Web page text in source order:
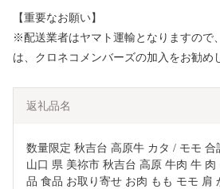
【重要なお願い】
※配送業者はヤマト運輸となりますので
は、クロネコメンバーズの加入をお勧め
返礼品名
数量限定 秋吉台 高原牛 カタ / モモ 合
山口 県 美祢市 秋吉台 高原 牛肉 牛
品 食品 お取り寄せ お肉 もも モモ 肩